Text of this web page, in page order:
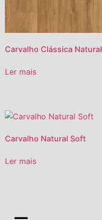
Carvalho Clássica Natural
Ler mais
Carvalho Natural Soft
Ler mais